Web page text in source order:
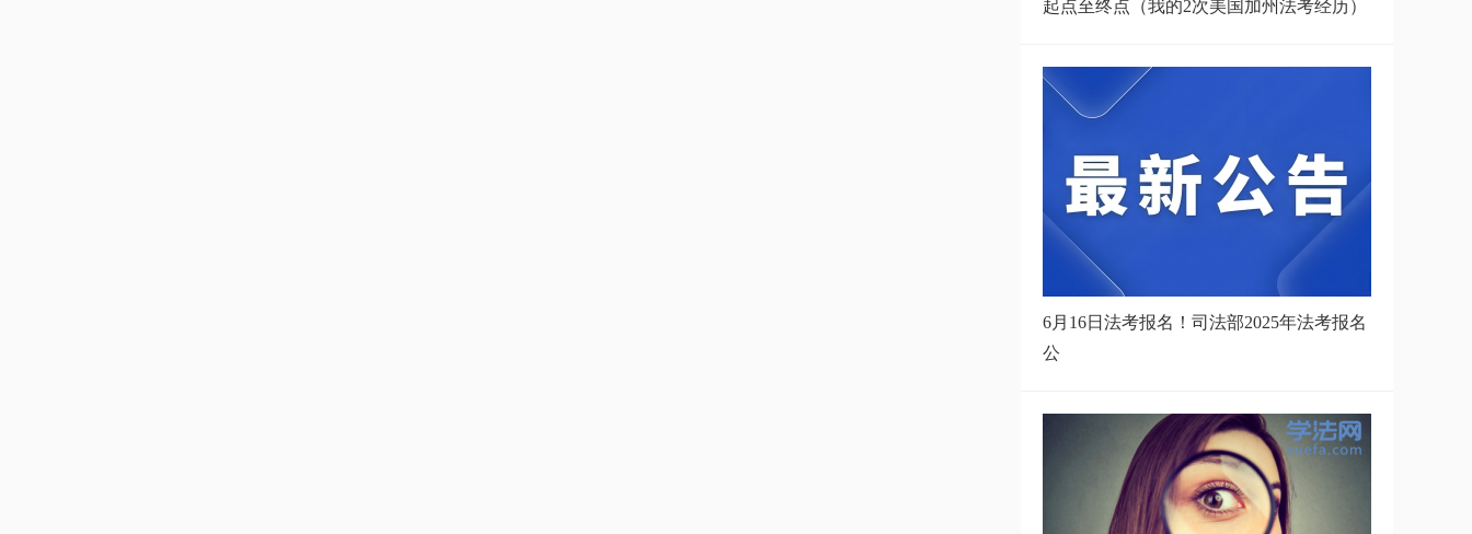
起点至终点（我的2次美国加州法考经历）
6月16日法考报名！司法部2025年法考报名
公